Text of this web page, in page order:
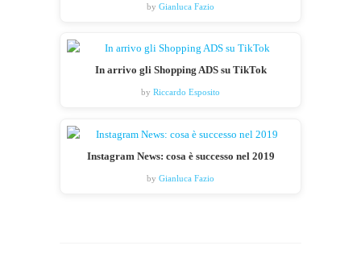
by Gianluca Fazio
In arrivo gli Shopping ADS su TikTok
by Riccardo Esposito
Instagram News: cosa è successo nel 2019
by Gianluca Fazio